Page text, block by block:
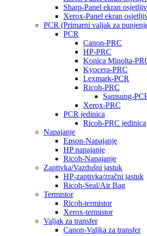
Sharp-Panel ekran
Xerox-Panel ekran
PCR (Primarni valjak za
PCR
Canon-PRC
HP-PRC
Konica Minolta-
Kyocera-PRC
Lexmark-PCR
Ricoh-PRC
Samsung-
Xerox-PRC
PCR jedinica
Ricoh-PRC jedinica
Napajanje
Epson-Napajanje
HP napajanje
Ricoh-Napajanje
Zaptivka/Vazdušni jastuk
HP-zaptivka/zračni jastuk
Ricoh-Seal/Air Bag
Termistor
Ricoh-termistor
Xerox-termistor
Valjak za transfer
Canon-Valjka za transfer